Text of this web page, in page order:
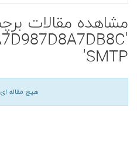
مشاهده مقالات
SMTP'
هیچ مقاله